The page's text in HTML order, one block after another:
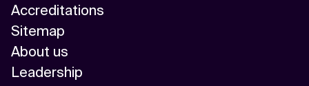
Accreditations
Sitemap
About us
Leadership